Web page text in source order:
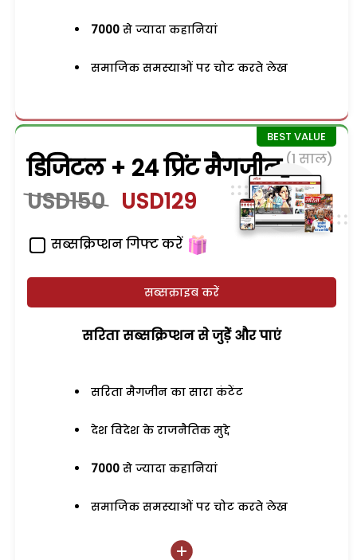
7000 से ज्यादा कहानियां
समाजिक समस्याओं पर चोट करते लेख
डिजिटल + 24 प्रिंट मैगजीन (1 साल)
USD150 USD129
सब्सक्रिप्शन गिफ्ट करें
सब्सक्राइब करें
सरिता सब्सक्रिप्शन से जुड़ेें और पाएं
सरिता मैगजीन का सारा कंटेंट
देश विदेश के राजनैतिक मुद्दे
7000 से ज्यादा कहानियां
समाजिक समस्याओं पर चोट करते लेख